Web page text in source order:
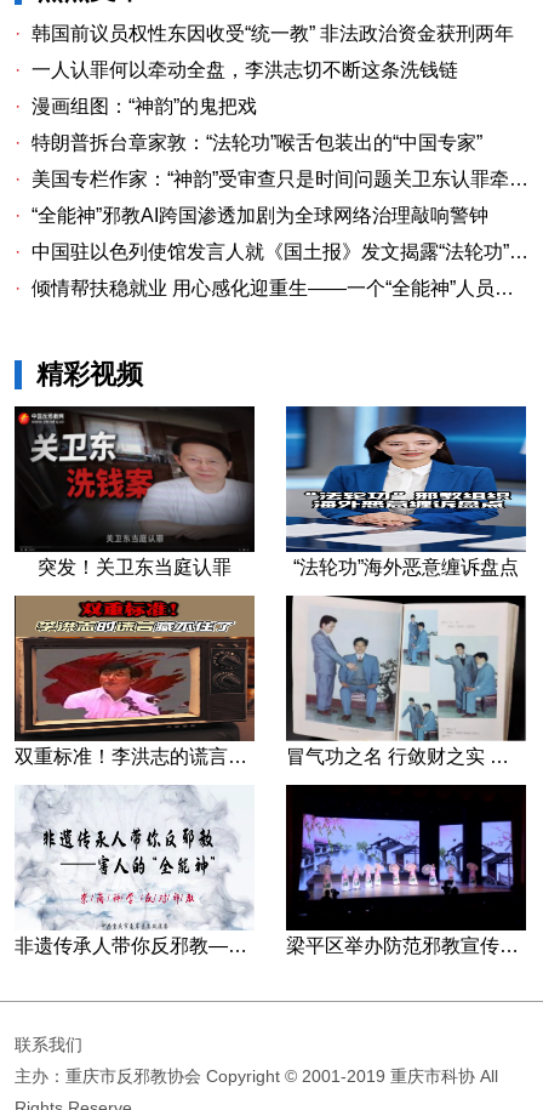
· 韩国前议员权性东因收受“统一教” 非法政治资金获刑两年
· 一人认罪何以牵动全盘，李洪志切不断这条洗钱链
· 漫画组图：“神韵”的鬼把戏
· 特朗普拆台章家敦：“法轮功”喉舌包装出的“中国专家”
·
美国专栏作家：“神韵”受审查只是时间问题关卫东认罪牵出与《大纪元时报》资金链条
· “全能神”邪教AI跨国渗透加剧为全球网络治理敲响警钟
· 中国驻以色列使馆发言人就《国土报》发文揭露“法轮功”邪教本质答记者问
· 倾情帮扶稳就业 用心感化迎重生——一个“全能神”人员的重生
精彩视频
突发！关卫东当庭认罪 “法轮功”海外恶意缠诉盘点
双重标准！李洪志的谎言藏不住了 冒气功之名 行敛财之实 张宏堡义女“小倩”团伙覆灭记
非遗传承人带你反邪教—害人的“全能神” 梁平区举办防范邪教宣传专场文艺演出
联系我们
主办：重庆市反邪教协会 Copyright © 2001-2019 重庆市科协 All